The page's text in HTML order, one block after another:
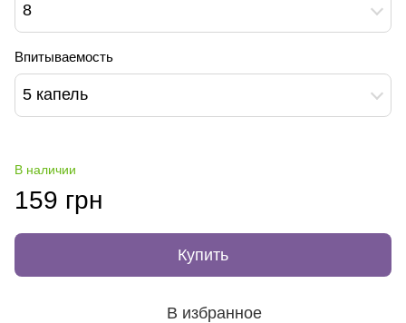
8
Впитываемость
5 капель
В наличии
159 грн
Купить
В избранное